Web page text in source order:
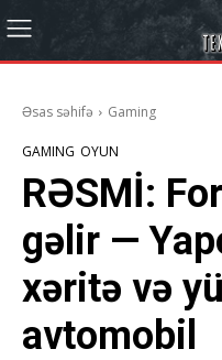
Əsas səhifə Gaming
GAMING OYUN
RƏSMİ:
gəlir —
xəritə və
avtomobil